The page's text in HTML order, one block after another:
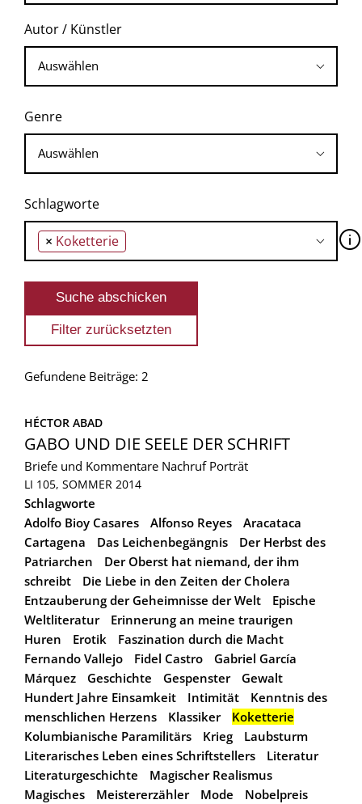
Autor / Künstler
Genre
Schlagworte
× Koketterie 🛈
Gefundene Beiträge: 2
HÉCTOR ABAD
GABO UND DIE SEELE DER SCHRIFT
Briefe und Kommentare Nachruf Porträt
LI 105, SOMMER 2014
Schlagworte
Adolfo Bioy Casares
Alfonso Reyes
Aracataca
Cartagena
Das Leichenbegängnis
Der Herbst des
Patriarchen
Der Oberst hat niemand, der ihm
schreibt
Die Liebe in den Zeiten der Cholera
Entzauberung der Geheimnisse der Welt
Epische
Weltliteratur
Erinnerung an meine traurigen
Huren
Erotik
Faszination durch die Macht
Fernando Vallejo
Fidel Castro
Gabriel García
Márquez
Geschichte Gespenster
Gewalt
Hundert Jahre Einsamkeit
Intimität
Kenntnis des
menschlichen Herzens
Klassiker
Koketterie
Kolumbianische Paramilitärs
Krieg
Laubsturm
Literarisches Leben eines Schriftstellers
Literatur
Literaturgeschichte
Magischer Realismus
Magisches
Meistererzähler Mode
Nobelpreis